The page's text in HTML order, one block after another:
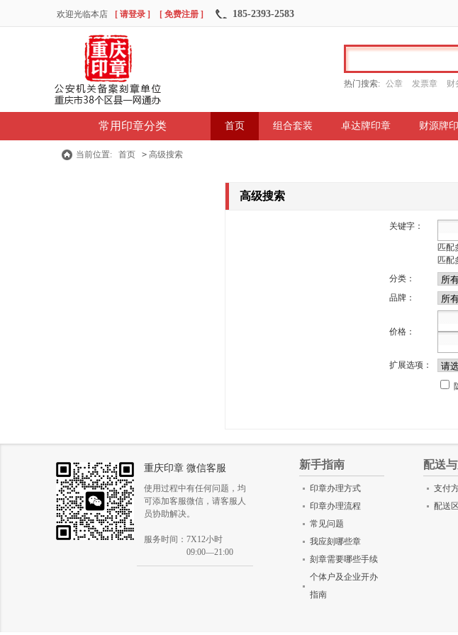
欢迎光临本店 [ 请登录 ] [ 免费注册 ] 185-2393-2583
热门搜索: 公章 发票章 财
常用印章分类 首页 组合套装 卓达牌印章 财源牌
当前位置: 首页 > 高级搜索
高级搜索
关键字：
匹配
匹配
分类：
品牌：
价格：
扩展选项：
重庆印章 微信客服
使用过程中有任何问题，均
可添加客服微信，请客服人
员协助解决。
服务时间：7X12小时
09:00—21:00
新手指南
印章办理方式
印章办理流程
常见问题
我应刻哪些章
刻章需要哪些手续
个体户及企业开办
指南
配送
支付
配送